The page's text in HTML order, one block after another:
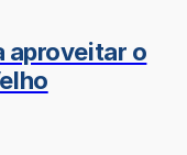
aproveitar o